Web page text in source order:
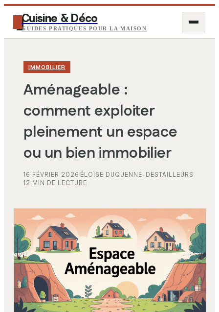
Cuisine & Déco
GUIDES PRATIQUES POUR LA MAISON
IMMOBILIER
Aménageable :
comment exploiter
pleinement un espace
ou un bien immobilier
16 FÉVRIER 2026·ÉLOÏSE DUQUENNE-DESTAILLEURS·
12 MIN DE LECTURE